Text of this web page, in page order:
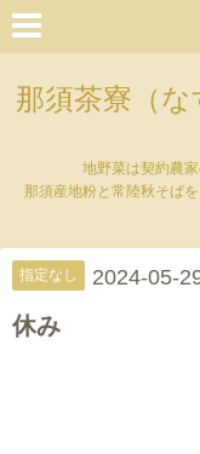
那須茶寮（
地野菜は契約農
那須産地粉と常陸秋そば
指定なし 2024-05-
休み